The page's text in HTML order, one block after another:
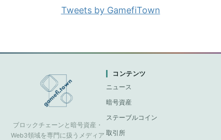
Tweets by GamefiTown
ブロックチェーンと暗号資産・
Web3領域を専門に扱うメディア
コンテンツ
ニュース
暗号資産
ステーブルコイン
取引所